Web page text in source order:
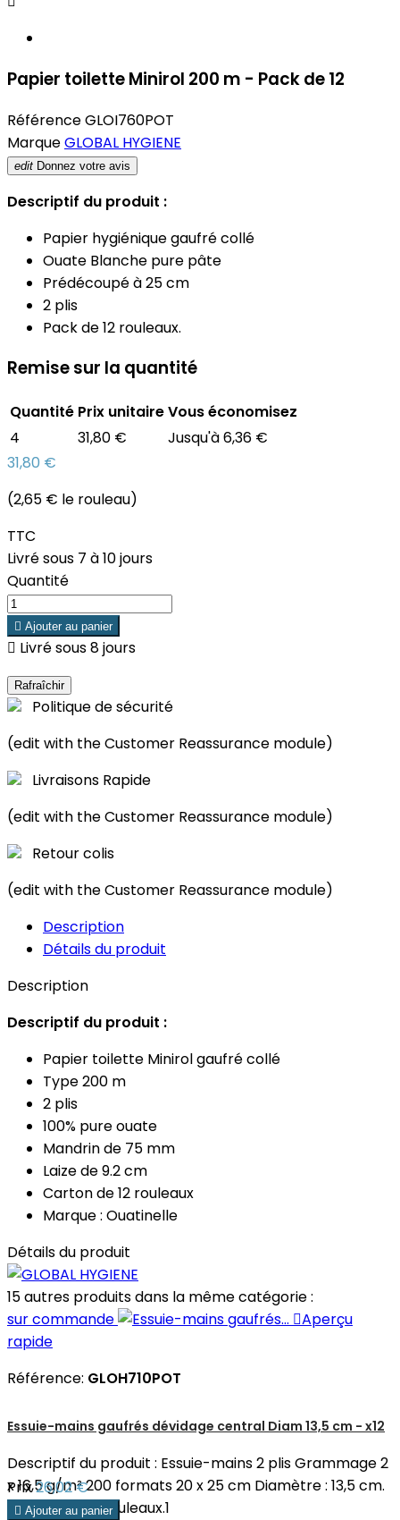
Papier toilette Minirol 200 m - Pack de 12
RéférenceGLOI760POT
MarqueGLOBAL HYGIENE
edit Donnez votre avis
Descriptif du produit :
Papier hygiénique gaufré collé
Ouate Blanche pure pâte
Prédécoupé à 25 cm
2 plis
Pack de 12 rouleaux.
Remise sur la quantité
Quantité Prix unitaireVous économisez
4
31,80 €
Jusqu'à 6,36 €
31,80 €
(2,65 € le rouleau)
TTC
Livré sous 7 à 10 jours
Quantité
 Ajouter au panier
 Livré sous 8 jours
Politique de sécurité
(edit with the Customer Reassurance module)
Livraisons Rapide
(edit with the Customer Reassurance module)
Retour colis
(edit with the Customer Reassurance module)
Description
Détails du produit
Description
Descriptif du produit :
Papier toilette Minirol gaufré collé
Type 200 m
2 plis
100% pure ouate
Mandrin de 75 mm
Laize de 9.2 cm
Carton de 12 rouleaux
Marque : Ouatinelle
Détails du produit
15 autres produits dans la même catégorie :
sur commande
Aperçu
rapide
Référence: GLOH710POT
Essuie-mains gaufrés dévidage central Diam 13,5 cm - x12
Descriptif du produit : Essuie-mains 2 plis Grammage 2
x 16,5 g/m² 200 formats 20 x 25 cm Diamètre : 13,5 cm.
Le pack de 12 rouleaux.1
Prix26,02 €
 Ajouter au panier